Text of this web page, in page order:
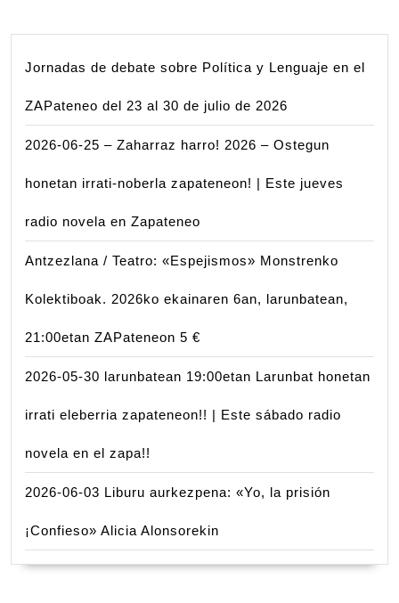
Jornadas de debate sobre Política y Lenguaje en el
ZAPateneo del 23 al 30 de julio de 2026
2026-06-25 – Zaharraz harro! 2026 – Ostegun
honetan irrati-noberla zapateneon! | Este jueves
radio novela en Zapateneo
Antzezlana / Teatro: «Espejismos» Monstrenko
Kolektiboak. 2026ko ekainaren 6an, larunbatean,
21:00etan ZAPateneon 5 €
2026-05-30 larunbatean 19:00etan Larunbat honetan
irrati eleberria zapateneon!! | Este sábado radio
novela en el zapa!!
2026-06-03 Liburu aurkezpena: «Yo, la prisión
¡Confieso» Alicia Alonsorekin